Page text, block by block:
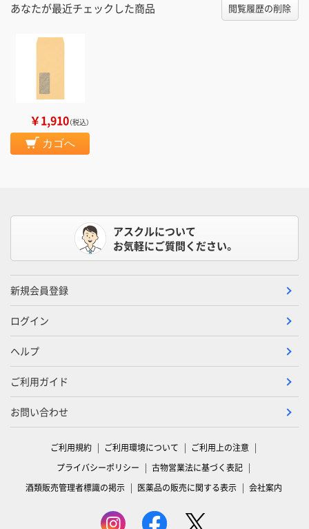
あなたが最近チェックした商品 閲覧履歴の削除
￥1,910（税込）
カゴへ
アスクルについて
お気軽にご質問ください。
新規会員登録
ログイン
ヘルプ
ご利用ガイド
お問い合わせ
ご利用規約 ご利用環境について
ご利用上の注意
プライバシーポリシー
古物営業法に基づく表記
酒類販売管理者標識の掲示
医薬品の販売に関する表示 会社案内